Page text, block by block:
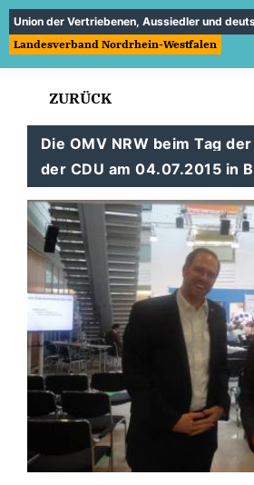
Union der Vertriebenen, Aussiedler und
Landesverband Nordrhein-Westfalen
ZURÜCK
Die OMV NRW beim Tag
der CDU am 04.07.2015 in